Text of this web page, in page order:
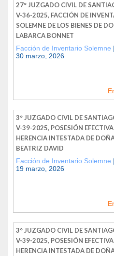
27° JUZGADO CIVIL DE
V-36-2025, FACCIÓN DE
SOLEMNE DE LOS BIENES DE
LABARCA BONNET
Facción de Inventario Solemne
30 marzo, 2026
3° JUZGADO CIVIL DE
V-39-2025, POSESIÓN
HERENCIA INTESTADA DE
BEATRIZ DAVID
Facción de Inventario Solemne
19 marzo, 2026
3° JUZGADO CIVIL DE
V-39-2025, POSESIÓN
HERENCIA INTESTADA DE